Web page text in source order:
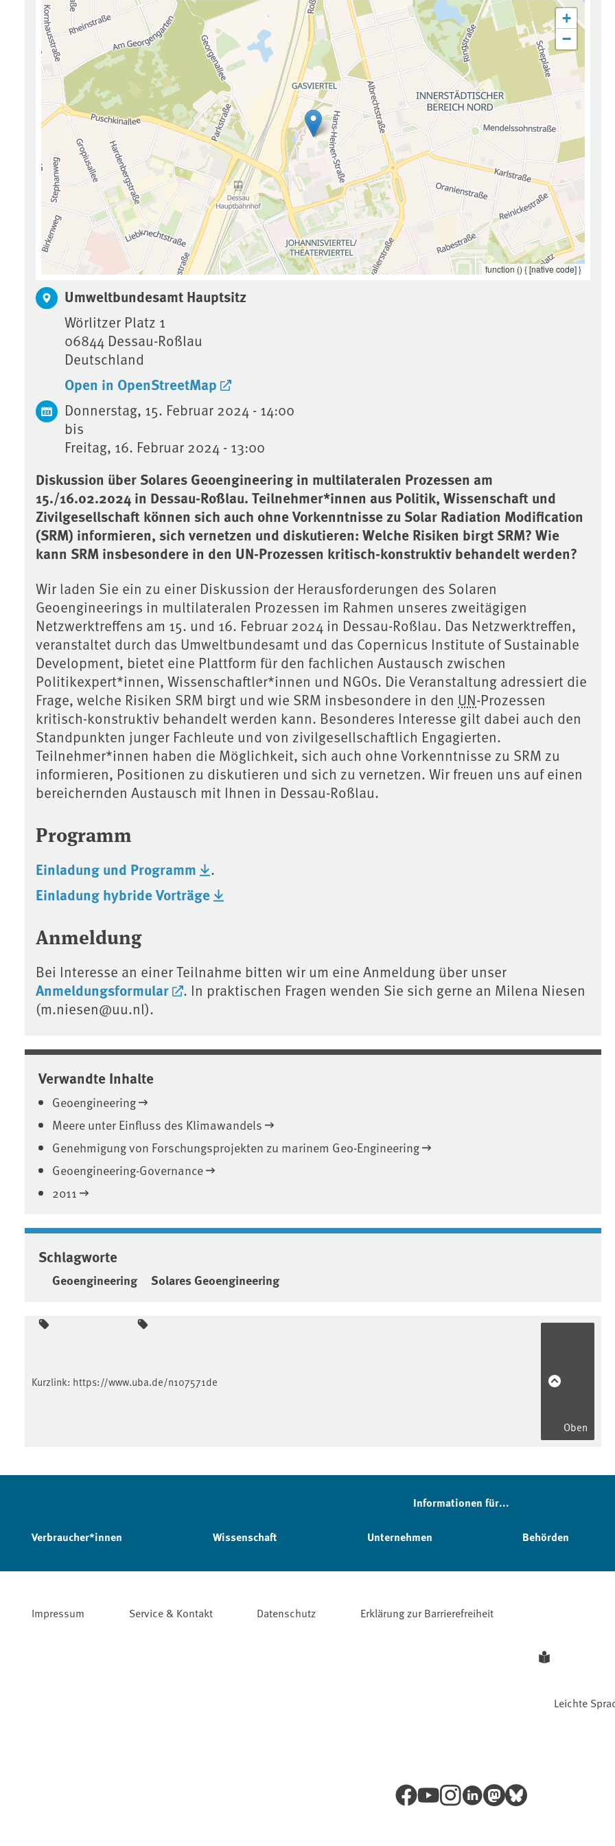
+
−
function () { [native code] }
Umweltbundesamt Hauptsitz
Wörlitzer Platz 1
06844 Dessau-Roßlau
Deutschland
Open in OpenStreetMap
Donnerstag, 15. Februar 2024 - 14:00
bis
Freitag, 16. Februar 2024 - 13:00
Diskussion über Solares Geoengineering in multilateralen Prozessen am
15./16.02.2024 in Dessau-Roßlau. Teilnehmer*innen aus Politik, Wissenschaft und
Zivilgesellschaft können sich auch ohne Vorkenntnisse zu Solar Radiation Modification
(SRM) informieren, sich vernetzen und diskutieren: Welche Risiken birgt SRM? Wie
kann SRM insbesondere in den UN-Prozessen kritisch-konstruktiv behandelt werden?
Wir laden Sie ein zu einer Diskussion der Herausforderungen des Solaren
Geoengineerings in multilateralen Prozessen im Rahmen unseres zweitägigen
Netzwerktreffens am 15. und 16. Februar 2024 in Dessau-Roßlau. Das Netzwerktreffen,
veranstaltet durch das Umweltbundesamt und das Copernicus Institute of Sustainable
Development, bietet eine Plattform für den fachlichen Austausch zwischen
Politikexpert*innen, Wissenschaftler*innen und NGOs. Die Veranstaltung adressiert die
Frage, welche Risiken SRM birgt und wie SRM insbesondere in den UN-Prozessen
kritisch-konstruktiv behandelt werden kann. Besonderes Interesse gilt dabei auch den
Standpunkten junger Fachleute und von zivilgesellschaftlich Engagierten.
Teilnehmer*innen haben die Möglichkeit, sich auch ohne Vorkenntnisse zu SRM zu
informieren, Positionen zu diskutieren und sich zu vernetzen. Wir freuen uns auf einen
bereichernden Austausch mit Ihnen in Dessau-Roßlau.
Programm
Einladung und Programm .
Einladung hybride Vorträge
Anmeldung
Bei Interesse an einer Teilnahme bitten wir um eine Anmeldung über unser
Anmeldungsformular
. In praktischen Fragen wenden Sie sich gerne an Milena Niesen
(m.niesen@uu.nl).
Verwandte Inhalte
Geoengineering
Meere unter Einfluss des Klimawandels
Genehmigung von Forschungsprojekten zu marinem Geo-Engineering
Geoengineering-Governance
2011
Schlagworte
Geoengineering Solares Geoengineering
Kurzlink: https://www.uba.de/n107571de
Oben
Informationen für...
Verbraucher*innen Wissenschaft Unternehmen Behörden
Impressum Service & Kontakt Datenschutz Erklärung zur Barrierefreiheit
Leichte